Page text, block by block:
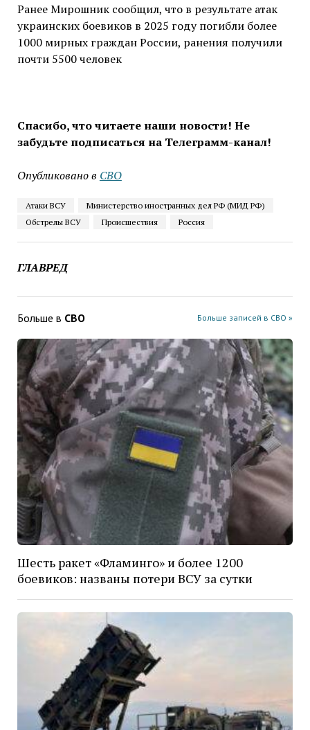
Ранее Мирошник сообщил, что в результате атак
украинских боевиков в 2025 году погибли более
1000 мирных граждан России, ранения получили
почти 5500 человек
Спасибо, что читаете наши новости! Не
забудьте подписаться на Телеграмм-канал!
Опубликовано в СВО
Атаки ВСУ
Министерство иностранных дел РФ (МИД РФ)
Обстрелы ВСУ
Происшествия Россия
ГЛАВРЕД
Больше в СВО Больше записей в СВО »
Шесть ракет «Фламинго» и более 1200
боевиков: названы потери ВСУ за сутки